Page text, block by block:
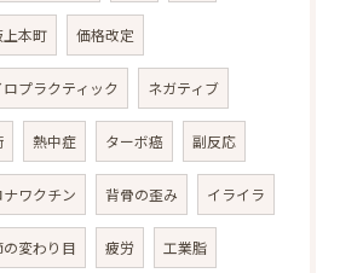
上本町 価格改定
ロプラクティック ネガティブ
熱中症 ターボ癌 副反応
ナワクチン 背骨の歪み イライラ
変わり目 疲労 工業脂